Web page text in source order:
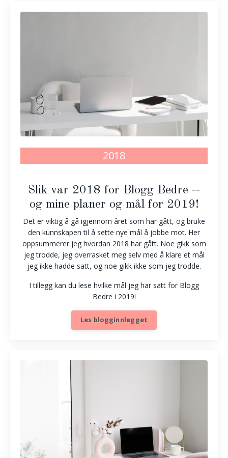
2018
Slik var 2018 for Blogg Bedre --
og mine planer og mål for 2019!
Det er viktig å gå igjennom året som har gått, og bruke
den kunnskapen til å sette nye mål å jobbe mot. Her
oppsummerer jeg hvordan 2018 har gått. Noe gikk som
jeg trodde, jeg overrasket meg selv med å klare et mål
jeg ikke hadde satt, og noe gikk ikke som jeg trodde.
I tillegg kan du lese hvilke mål jeg har satt for Blogg
Bedre i 2019!
Les blogginnlegget